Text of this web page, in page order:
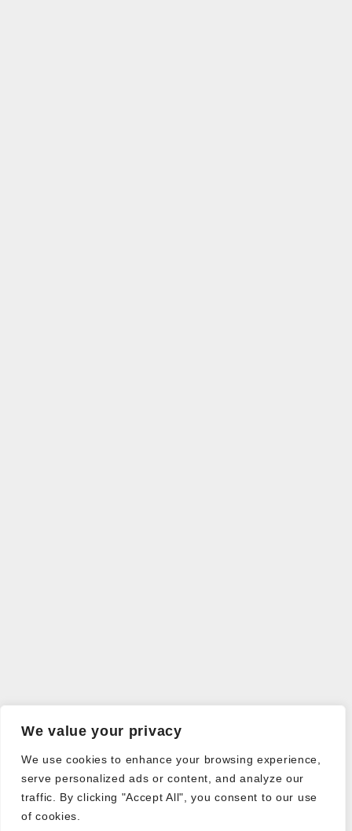
We value your privacy
We use cookies to enhance your browsing experience,
serve personalized ads or content, and analyze our
traffic. By clicking "Accept All", you consent to our use
of cookies.